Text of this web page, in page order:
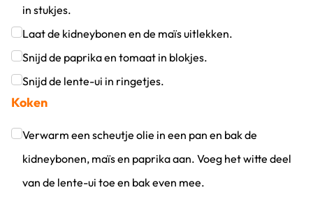
in stukjes.
Klik om dit selectievakje aan te vinken
Laat de kidneybonen en de maïs uitlekken.
Klik om dit selectievakje aan te vinken
Snijd de paprika en tomaat in blokjes.
Klik om dit selectievakje aan te vinken
Snijd de lente-ui in ringetjes.
Klik om dit selectievakje aan te vinken
Koken
Verwarm een scheutje olie in een pan en bak de
kidneybonen, maïs en paprika aan. Voeg het witte deel
van de lente-ui toe en bak even mee.